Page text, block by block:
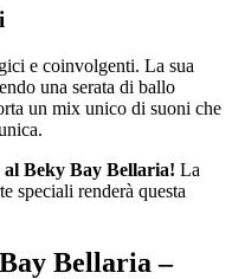
e coinvolgenti. La sua
una serata di ballo
un mix unico di suoni che
Beky Bay Bellaria! La
speciali renderà questa
Bellaria –